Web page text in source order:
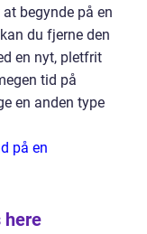
begynde på en
du fjerne den
en nyt, pletfrit
tid på
en anden type
på en
here